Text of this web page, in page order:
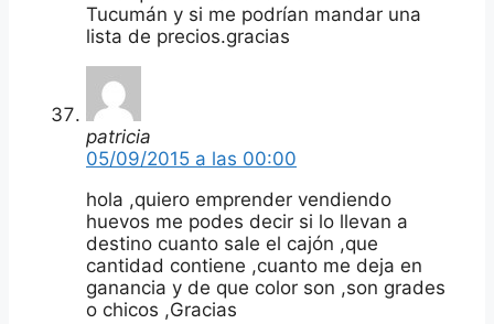
Tucumán y si me podrían mandar una
lista de precios.gracias
patricia
05/09/2015 a las 00:00
hola ,quiero emprender vendiendo
huevos me podes decir si lo llevan a
destino cuanto sale el cajón ,que
cantidad contiene ,cuanto me deja en
ganancia y de que color son ,son grades
o chicos ,Gracias